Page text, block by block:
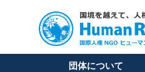
団体について